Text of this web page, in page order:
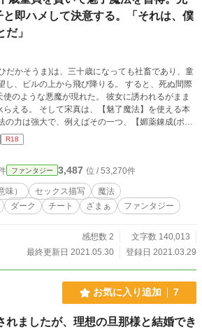
即ハメして決意する。「それは、僕
」
だかそうま)は、三十歳になっても社畜であり、童
し、ビルの上から飛び降りる。 すると、死ぬ間際
魔が現れた。 彼女に誘われるがまま
らえる。 そして宋真は、【魅了魔法】を使える本
、どんな女の子でも自分とエッチがしたくなると
放題出来るなら！
ツらに復讐できるなら！ 僕は、悪魔にだって魂
ンを含む話は、サブタイト
ます。
R18
ファンタジー 3,487 位 / 53,270件
味） セックス描写
魔法
ダーク チート ざまぁ ファンタジー
感想数 2
文字数 140,013
最終更新日 2021.05.30
登録日 2021.03.29
お気に入り追加 7
れましたが、理想の旦那様と結婚でき